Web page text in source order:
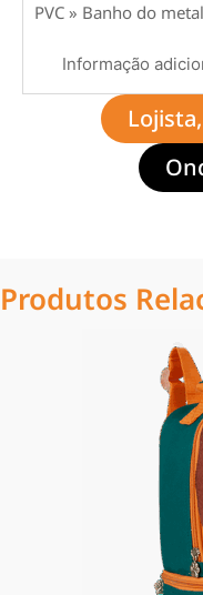
Informação
PVC » Banho do
Produtos